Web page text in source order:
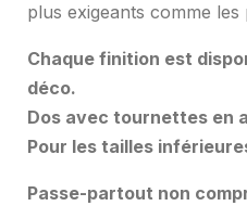
plus exigeants comme les
Chaque finition est
déco.
Dos avec tournettes en
Pour les tailles
Passe-partout non